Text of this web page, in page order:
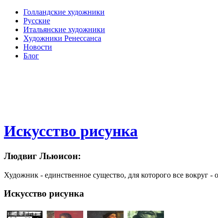
Голландские художники
Русские
Итальянские художники
Художники Ренессанса
Новости
Блог
Искусство рисунка
Людвиг Льюисон:
Художник - единственное существо, для которого все вокруг -
Искусство рисунка